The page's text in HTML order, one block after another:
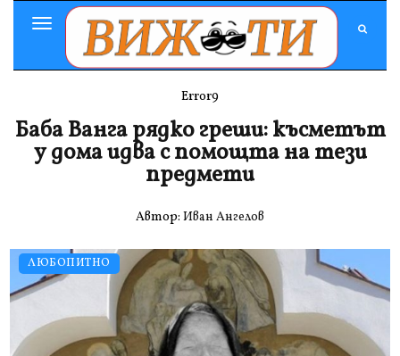
Toggle
Navigation
ЛЮБОПИТНО
Error9
Баба Ванга рядко греши: късметът
у дома идва с помощта на тези
предмети
Автор: Иван Ангелов